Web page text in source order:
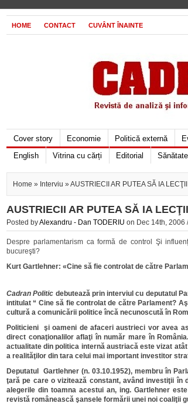
HOME CONTACT CUVÂNT ÎNAINTE
Cover story Economie Politică externă
English
Vitrina cu cărți Editorial Sănătate
Home » Interviu » AUSTRIECII AR PUTEA SĂ IA
AUSTRIECII AR PUTEA SĂ IA
Posted byAlexandru - Dan TODERIU on Dec 14th, 2006
Despre parlamentarism ca formă de control Şi
bucureşti?
Kurt Gartlehner: «Cine să fie controlat de către
Cadran Politic debutează prin interviul cu deputatul
intitulat “ Cine să fie controlat de către Parlament?
cultură a comunicării politice încă necunoscută în
Politicieni şi oameni de afaceri austrieci vor avea
direct conaţionalilor aflaţi în număr mare în
actualitate din politica internă austriacă este vizat
a realităţilor din tara celui mai important investitor
Deputatul Gartlehner (n. 03.10.1952), membru în
ţară pe care o vizitează constant, având investiţii în
alegerile din toamna acestui an, ing. Gartlehner
revistă românească şansele formării unei noi coaliţii